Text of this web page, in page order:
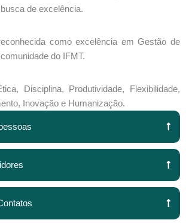
de excelência.
como excelência em Gestão de
do IFMT.
Disciplina, Produtividade, Flexibilidade,
Inovação e Humanização.